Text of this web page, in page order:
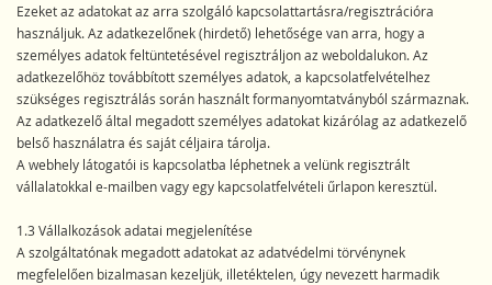
Ezeket az adatokat az arra szolgáló kapcsolattartásra/regisztrációra
használjuk. Az adatkezelőnek (hirdető) lehetősége van arra, hogy a
személyes adatok feltüntetésével regisztráljon az weboldalukon. Az
adatkezelőhöz továbbított személyes adatok, a kapcsolatfelvételhez
szükséges regisztrálás során használt formanyomtatványból származnak.
Az adatkezelő által megadott személyes adatokat kizárólag az adatkezelő
belső használatra és saját céljaira tárolja.
A webhely látogatói is kapcsolatba léphetnek a velünk regisztrált
vállalatokkal e-mailben vagy egy kapcsolatfelvételi űrlapon keresztül.
1.3 Vállalkozások adatai megjelenítése
A szolgáltatónak megadott adatokat az adatvédelmi törvénynek
megfelelően bizalmasan kezeljük, illetéktelen, úgy nevezett harmadik